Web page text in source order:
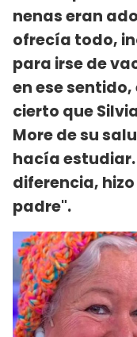
nenas eran
ofrecía todo,
para irse de
en ese
cierto que
More de su
hacía estudiar.
diferencia,
padre".